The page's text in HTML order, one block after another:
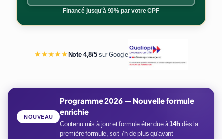
Financé jusqu'à 90% par votre CPF
★★★★★Note 4,8/5sur Google
Programme 2026 — Nouvelle formule
enrichie
Contenu mis à jour et formule étendue à14hdès la
première formule, soit 7h de plus qu'avant
NOUVEAU